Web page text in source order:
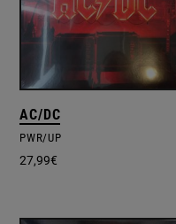
AC/DC
PWR/UP
27,99€